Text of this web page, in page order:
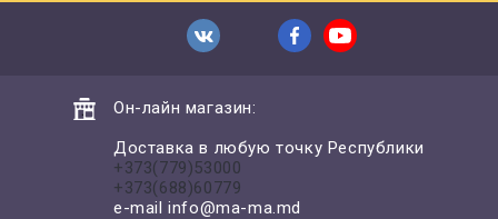
Он-лайн магазин:
Доставка в любую точку Республики
+373(779)53000
+373(688)60779
e-mailinfo@ma-ma.md